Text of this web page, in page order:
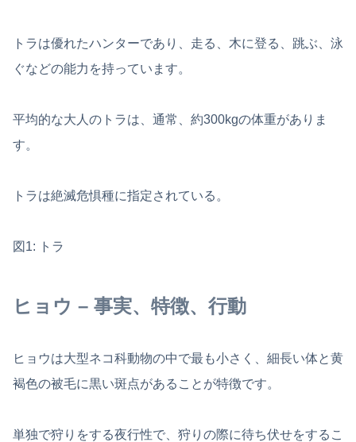
トラは優れたハンターであり、走る、木に登る、跳ぶ、泳
ぐなどの能力を持っています。
平均的な大人のトラは、通常、約300kgの体重がありま
す。
トラは絶滅危惧種に指定されている。
図1: トラ
ヒョウ – 事実、特徴、行動
ヒョウは大型ネコ科動物の中で最も小さく、細長い体と黄
褐色の被毛に黒い斑点があることが特徴です。
単独で狩りをする夜行性で、狩りの際に待ち伏せをするこ